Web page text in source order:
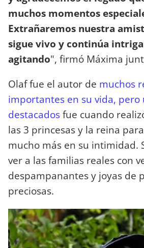
muchos momentos
Extrañaremos nuestra
sigue vivo y continúa
agitando", firmó Máxima
Olaf fue el autor de muchos
importantes en su vida, pero
destacadosfue cuando
las 3 princesas y la reina
mucho más en su intimidad.
ver a las familias reales con
despampanantes y joyas de
preciosas.